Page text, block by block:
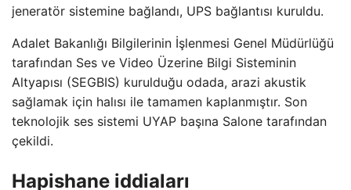
jeneratör sistemine bağlandı, UPS bağlantısı kuruldu.
Adalet Bakanlığı Bilgilerinin İşlenmesi Genel Müdürlüğü
tarafından Ses ve Video Üzerine Bilgi Sisteminin
Altyapısı (SEGBIS) kurulduğu odada, arazi akustik
sağlamak için halısı ile tamamen kaplanmıştır. Son
teknolojik ses sistemi UYAP başına Salone tarafından
çekildi.
Hapishane iddiaları